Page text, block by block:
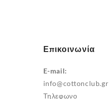
επιλεγούν
Επικοινωνία
E-mail:
info@cottonclub.gr
Τηλεφωνο